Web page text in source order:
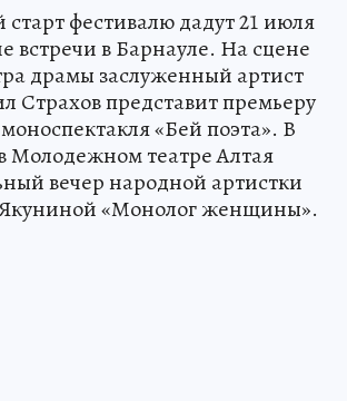
фестивалю дадут 21 июля
встречи в Барнауле. На сцене
драмы заслуженный артист
Страхов представит премьеру
«Бей поэта». В
Молодежном театре Алтая
вечер народной артистки
«Монолог женщины».